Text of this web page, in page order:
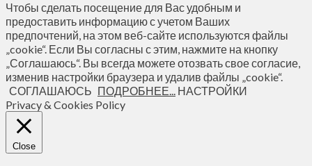
Чтобы сделать посещение для Вас удобным и
предоставить информацию с учетом Ваших
предпочтений, на этом веб-сайте используются файлы
„cookie“. Если Вы согласны с этим, нажмите на кнопку
„Соглашаюсь“. Вы всегда можете отозвать свое согласие,
изменив настройки браузера и удалив файлы „cookie“.
СОГЛАШАЮСЬ ПОДРОБНЕЕ... НАСТРОЙКИ
Privacy & Cookies Policy
Close